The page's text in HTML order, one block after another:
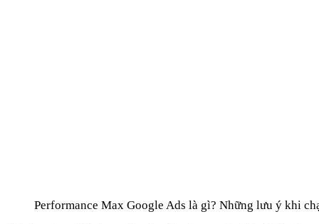
Performance Max Google Ads là gì? Những lưu ý khi